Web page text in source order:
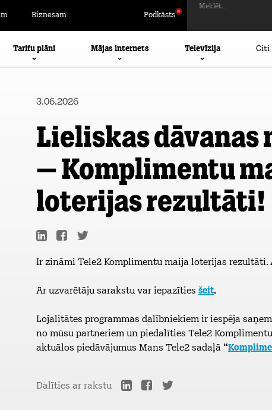
Biznesam Podkāsts
Meklēt...
Tarifu plāni Mājas internets Televīzija Citi
3.06.2026
Lieliskas dāvanas
– Komplimentu
loterijas rezultāti!
Ir zināmi Tele2 Komplimentu maija loterijas rezultāti.
Ar uzvarētāju sarakstu var iepazīties šeit.
Lojalitātes programmas dalībniekiem ir iespēja
no mūsu partneriem un piedalīties Tele2
aktuālos piedāvājumus Mans Tele2 sadaļā “
Dalīties ar rakstu